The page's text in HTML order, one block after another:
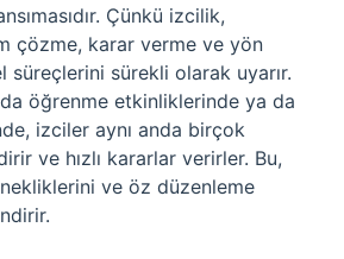
Çünkü izcilik,
çözme, karar verme ve yön
süreçlerini sürekli olarak uyarır.
öğrenme etkinliklerinde ya da
izciler aynı anda birçok
ve hızlı kararlar verirler. Bu,
ve öz düzenleme